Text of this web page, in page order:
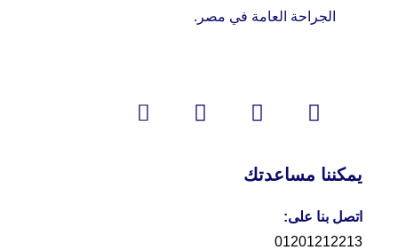
الجراحة العامة في مصر.
يمكننا مساعدتك
اتصل بنا على:
01201212213